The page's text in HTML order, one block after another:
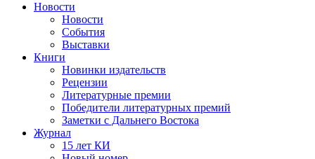
Новости
Новости
События
Выставки
Книги
Новинки издательств
Рецензии
Литературные премии
Победители литературных премий
Заметки с Дальнего Востока
Журнал
15 лет КИ